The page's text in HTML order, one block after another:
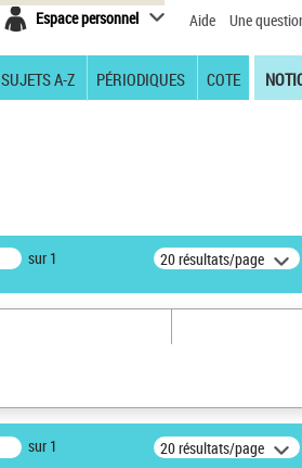
Espace personnel Aide Une
SUJETS A-Z PÉRIODIQUES COTE
sur 1 20 résultats/page
sur 1 20 résultats/page